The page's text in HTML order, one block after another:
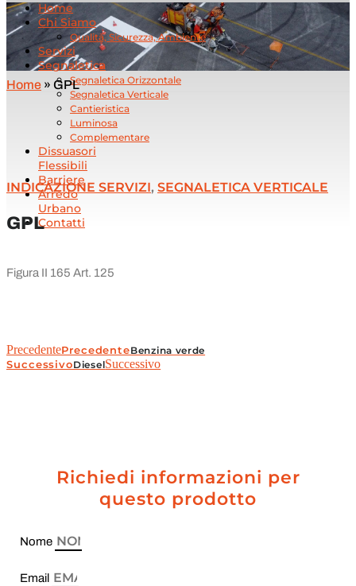
Home
Chi Siamo
Qualità, Sicurezza, Ambiente
Servizi
Segnaletica
Segnaletica Orizzontale
Segnaletica Verticale
Cantieristica
Luminosa
Complementare
Dissuasori
Flessibili
Barriere
Arredo
Urbano
Contatti
Home » GPL
INDICAZIONE SERVIZI, SEGNALETICA VERTICALE
GPL
Figura II 165 Art. 125
PrecedentePrecedenteBenzina verde
SuccessivoDieselSuccessivo
Richiedi informazioni per
questo prodotto
Nome
Email